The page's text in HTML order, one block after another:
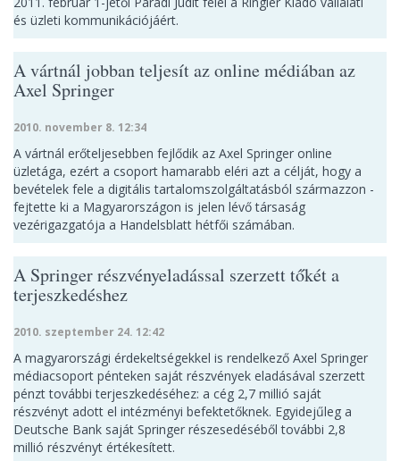
és üzleti kommunikációjáért.
A vártnál jobban teljesít az online médiában az
Axel Springer
2010. november 8. 12:34
A vártnál erőteljesebben fejlődik az Axel Springer online
üzletága, ezért a csoport hamarabb eléri azt a célját, hogy a
bevételek fele a digitális tartalomszolgáltatásból származzon -
fejtette ki a Magyarországon is jelen lévő társaság
vezérigazgatója a Handelsblatt hétfői számában.
A Springer részvényeladással szerzett tőkét a
terjeszkedéshez
2010. szeptember 24. 12:42
A magyarországi érdekeltségekkel is rendelkező Axel Springer
médiacsoport pénteken saját részvények eladásával szerzett
pénzt további terjeszkedéséhez: a cég 2,7 millió saját
részvényt adott el intézményi befektetőknek. Egyidejűleg a
Deutsche Bank saját Springer részesedéséből további 2,8
millió részvényt értékesített.